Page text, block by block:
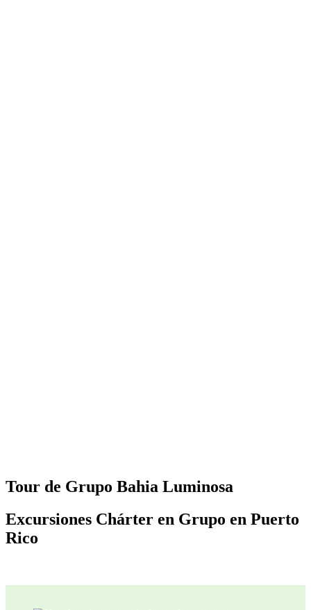
Tour de Grupo Bahia Luminosa
Excursiones Chárter en Grupo en Puerto
Rico